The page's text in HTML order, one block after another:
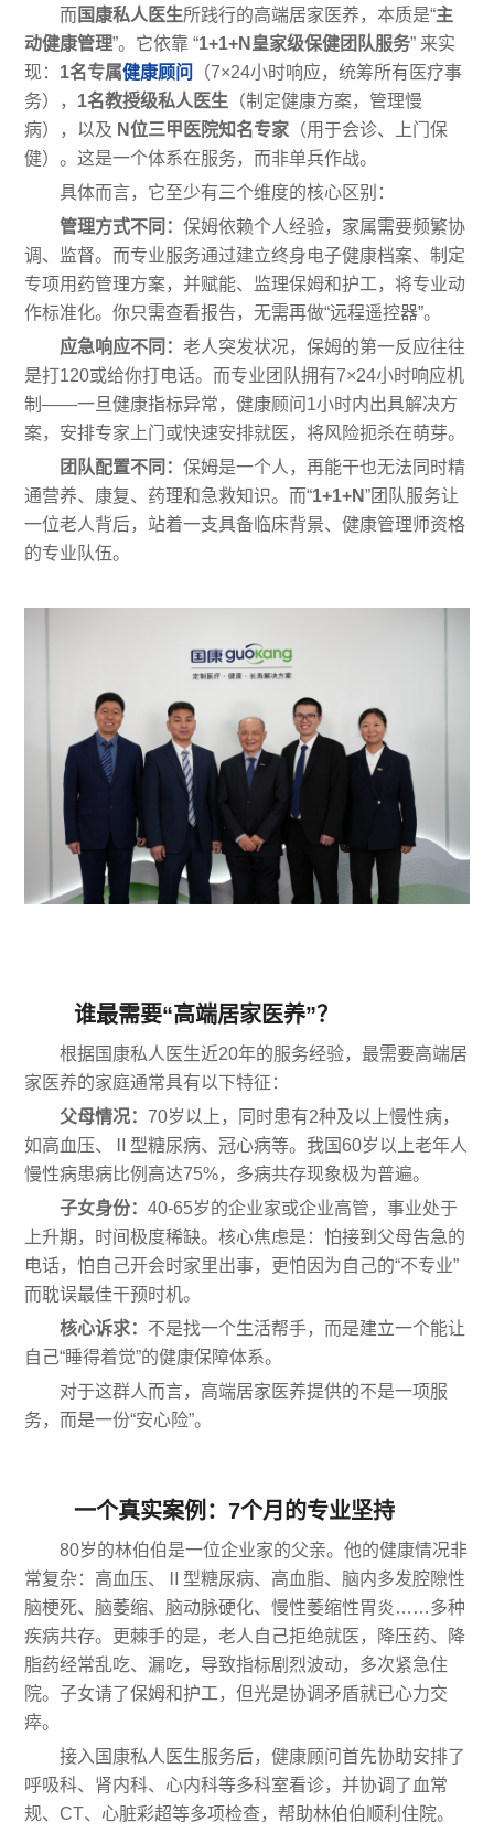
而 国康私人医生所践行的高端居家医养，本质是“主
动健康管理”。它依靠 “1+1+N皇家级保健团队服务” 来实
现： 1名专属健康顾问
（7×24小时响应，统筹所有医疗事
务）， 1名教授级私人医生 （制定健康方案，管理慢
病），以及 N位三甲医院知名专家 （用于会诊、上门保
健）。这是一个体系在服务，而非单兵作战。
具体而言，它至少有三个维度的核心区别：
管理方式不同：保姆依赖个人经验，家属需要频繁协
调、监督。而专业服务通过建立终身电子健康档案、制定
专项用药管理方案，并赋能、监理保姆和护工，将专业动
作标准化。你只需查看报告，无需再做“远程遥控器”。
应急响应不同：老人突发状况，保姆的第一反应往往
是打120或给你打电话。而专业团队拥有7×24小时响应机
制——一旦健康指标异常，健康顾问1小时内出具解决方
案，安排专家上门或快速安排就医，将风险扼杀在萌芽。
团队配置不同：保姆是一个人，再能干也无法同时精
通营养、康复、药理和急救知识。而“1+1+N”团队服务让
一位老人背后，站着一支具备临床背景、健康管理师资格
的专业队伍。
谁最需要“高端居家医养”？
根据国康私人医生近20年的服务经验，最需要高端居
家医养的家庭通常具有以下特征：
父母情况：70岁以上，同时患有2种及以上慢性病，
如高血压、Ⅱ型糖尿病、冠心病等。我国60岁以上老年人
慢性病患病比例高达75%，多病共存现象极为普遍。
子女身份：40-65岁的企业家或企业高管，事业处于
上升期，时间极度稀缺。核心焦虑是：怕接到父母告急的
电话，怕自己开会时家里出事，更怕因为自己的“不专业”
而耽误最佳干预时机。
核心诉求： 不是找一个生活帮手，而是建立一个能让
自己“睡得着觉”的健康保障体系。
对于这群人而言，高端居家医养提供的不是一项服
务，而是一份“安心险”。
一个真实案例：7个月的专业坚持
80岁的林伯伯是一位企业家的父亲。他的健康情况非
常复杂：高血压、Ⅱ型糖尿病、高血脂、脑内多发腔隙性
脑梗死、脑萎缩、脑动脉硬化、慢性萎缩性胃炎……多种
疾病共存。更棘手的是，老人自己拒绝就医，降压药、降
脂药经常乱吃、漏吃，导致指标剧烈波动，多次紧急住
院。子女请了保姆和护工，但光是协调矛盾就已心力交
瘁。
接入国康私人医生服务后，健康顾问首先协助安排了
呼吸科、肾内科、心内科等多科室看诊，并协调了血常
规、CT、心脏彩超等多项检查，帮助林伯伯顺利住院。